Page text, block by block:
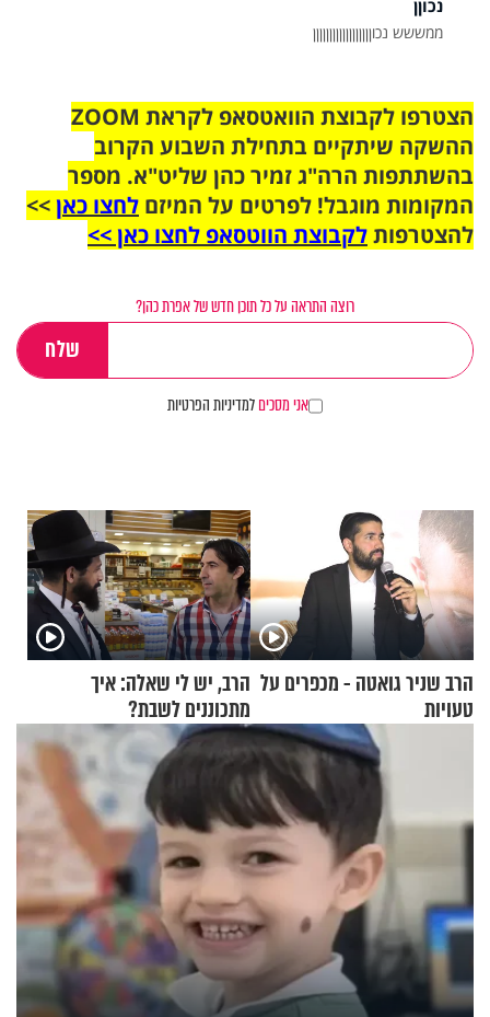
נכוןן
ממששש נכוןןןןןןןןןןןןןןןןןן
הצטרפו לקבוצת הוואטסאפ לקראת ZOOM
ההשקה שיתקיים בתחילת השבוע הקרוב
בהשתתפות הרה"ג זמיר כהן שליט"א. מספר
המקומות מוגבל! לפרטים על המיזם לחצו כאן>>
להצטרפותלקבוצת הווטסאפ לחצו כאן >>
רוצה התראה על כל תוכן חדש של אפרת כהן?
אני מסכיםלמדיניות הפרטיות
הרב שניר גואטה - מכפרים על
טעויות
הרב, יש לי שאלה: איך
מתכוננים לשבת?